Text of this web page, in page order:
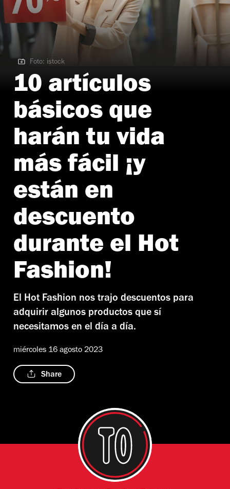
Foto: istock
Foto: istock
10 artículos
básicos que
harán tu vida
más fácil ¡y
están en
descuento
durante el Hot
Fashion!
El Hot Fashion nos trajo descuentos para
adquirir algunos productos que sí
necesitamos en el día a día.
miércoles 16 agosto 2023
Share